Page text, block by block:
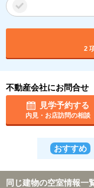
2
不動産会社にお問合せ
見学予約する
内見・お店訪問の相談
おすすめ
同じ建物の空室情報一